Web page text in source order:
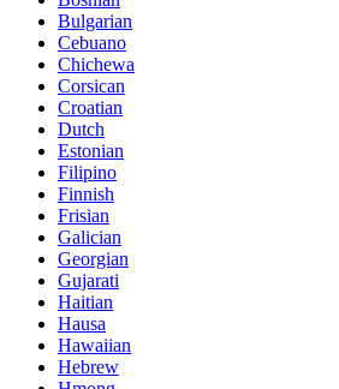
Bulgarian
Cebuano
Chichewa
Corsican
Croatian
Dutch
Estonian
Filipino
Finnish
Frisian
Galician
Georgian
Gujarati
Haitian
Hausa
Hawaiian
Hebrew